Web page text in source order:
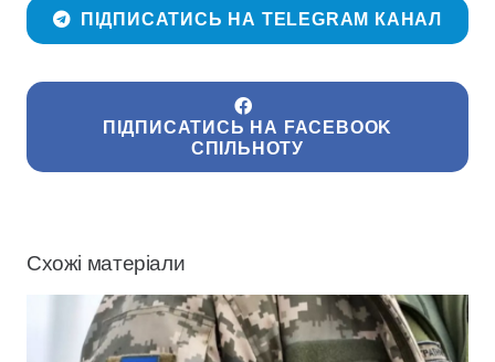
ПІДПИСАТИСЬ НА TELEGRAM КАНАЛ
ПІДПИСАТИСЬ НА FACEBOOK
СПІЛЬНОТУ
Схожі матеріали